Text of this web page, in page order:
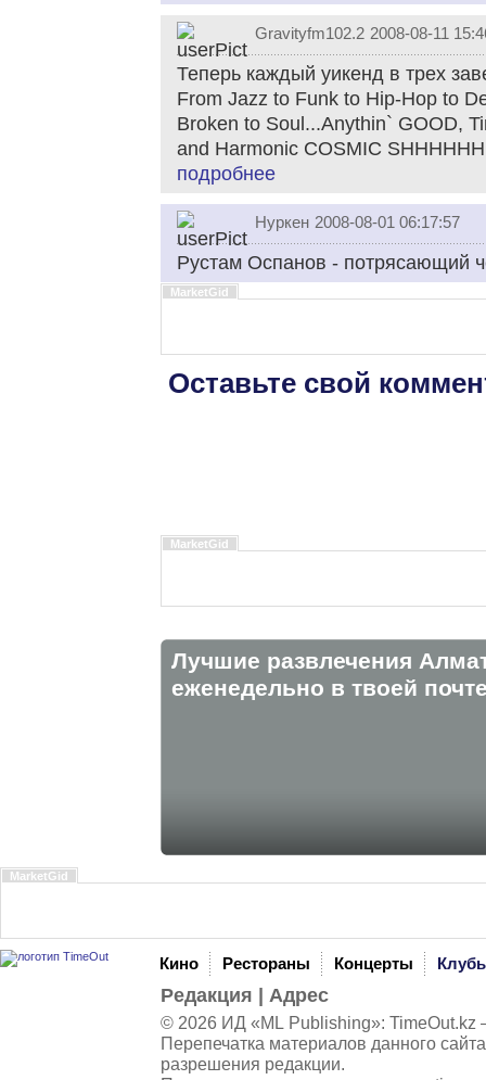
Gravityfm102.2 2008-08-11
Теперь каждый уикенд в трех
From Jazz to Funk to Hip-Hop to
Broken to Soul...Anythin` GOOD,
and Harmonic COSMIC
подробнее
Нуркен 2008-08-01 06:17:57
Рустам Оспанов - потрясающий
MarketGid
Оставьте свой
MarketGid
Лучшие развлечения
eженедельно в твоей
MarketGid
Кино Рестораны Концерты
Редакция Адрес
© 2026 ИД «ML Publishing»: TimeOut.kz
Перепечатка материалов данного
разрешения редакции.